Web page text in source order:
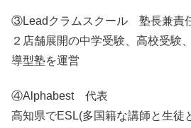
③Leadクラムスクール 塾長兼責
２店舗展開の中学受験、高校受験
導型塾を運営
④Alphabest 代表
高知県でESL(多国籍な講師と生徒